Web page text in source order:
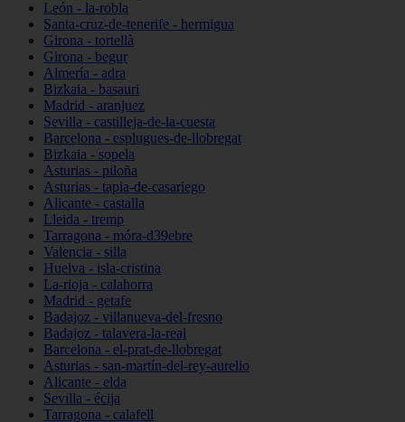
León - la-robla
Santa-cruz-de-tenerife - hermigua
Girona - tortellà
Girona - begur
Almería - adra
Bizkaia - basauri
Madrid - aranjuez
Sevilla - castilleja-de-la-cuesta
Barcelona - esplugues-de-llobregat
Bizkaia - sopela
Asturias - piloña
Asturias - tapia-de-casariego
Alicante - castalla
Lleida - tremp
Tarragona - móra-d39ebre
Valencia - silla
Huelva - isla-cristina
La-rioja - calahorra
Madrid - getafe
Badajoz - villanueva-del-fresno
Badajoz - talavera-la-real
Barcelona - el-prat-de-llobregat
Asturias - san-martín-del-rey-aurelio
Alicante - elda
Sevilla - écija
Tarragona - calafell